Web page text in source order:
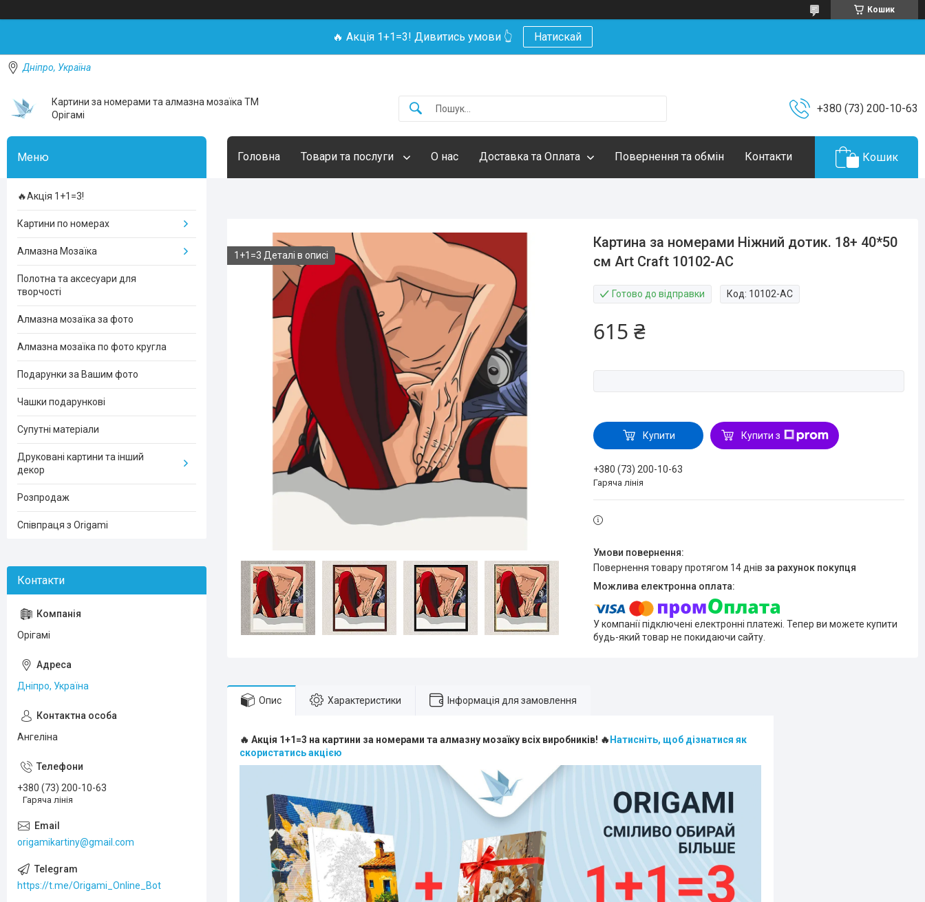
Кошик
🔥 Акція 1+1=3! Дивитись умови 👆 Натискай
Дніпро, Україна
Картини за номерами та алмазна мозаїка ТМ
Орігамі
+380 (73) 200-10-63
Головна Товари та послуги О нас Доставка та Оплата Повернення та обмін Контакти Кошик
1+1=3 Деталі в описі
Картина за номерами Ніжний дотик. 18+ 40*50
см Art Craft 10102-AC
Готово до відправки Код: 10102-AC
615 ₴
Купити Купити з
+380 (73) 200-10-63
Гаряча лінія
повернення товару протягом 14 днів за рахунок покупця
У компанії підключені електронні платежі. Тепер ви можете купити
будь-який товар не покидаючи сайту.
Опис Характеристики Інформація для замовлення
🔥 Акція 1+1=3 на картини за номерами та алмазну мозаїку всіх виробників! 🔥 Натисніть, щоб дізнатися як
скористатись акцією
🔥Акція 1+1=3!
Картини по номерах
Алмазна Мозаїка
Полотна та аксесуари для
творчості
Алмазна мозаїка за фото
Алмазна мозаїка по фото кругла
Подарунки за Вашим фото
Чашки подарункові
Супутні матеріали
Друковані картини та інший
декор
Розпродаж
Співпраця з Origami
Орігамі
Дніпро, Україна
Ангеліна
+380 (73) 200-10-63
Гаряча лінія
origamikartiny@gmail.com
https://t.me/Origami_Online_Bot